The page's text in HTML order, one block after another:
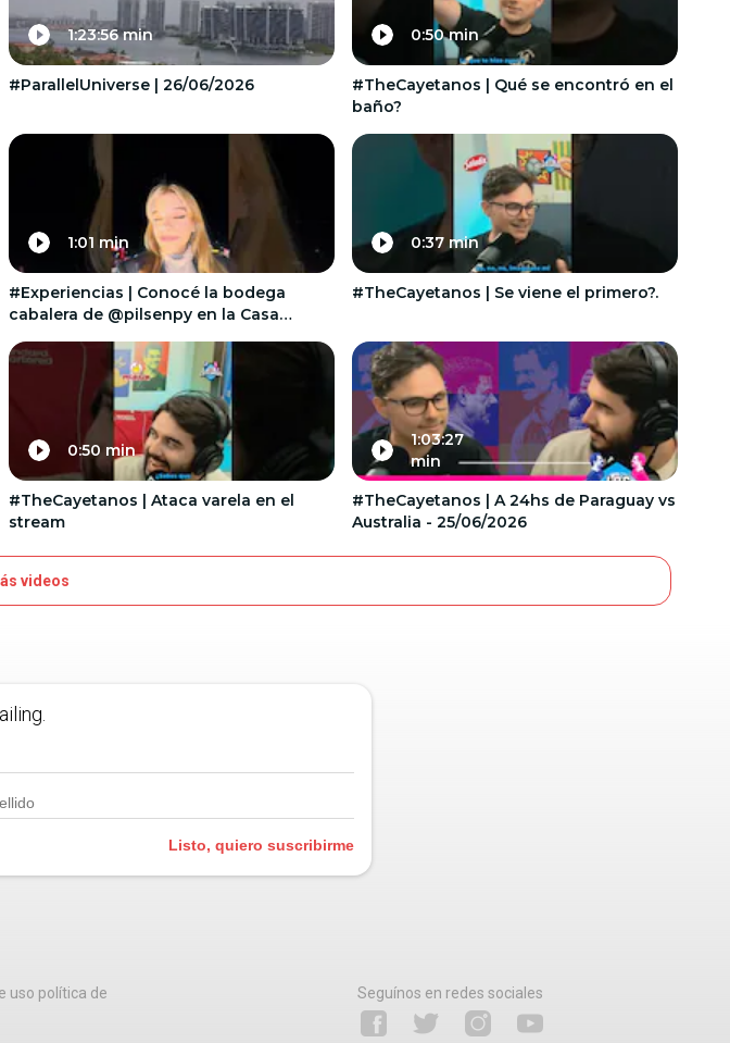
1:23:56 min
#ParallelUniverse | 26/06/2026
0:50 min
#TheCayetanos | Qué se encontró en el
baño?
1:01 min
#Experiencias | Conocé la bodega
cabalera de @pilsenpy en la Casa
0:37 min
#TheCayetanos | Se viene el primero?.
0:50 min
#TheCayetanos | Ataca varela en el
stream
1:03:27
min
#TheCayetanos | A 24hs de Paraguay vs
Australia - 25/06/2026
videos
Listo, quiero suscribirme
uso política de
Seguínos en redes sociales